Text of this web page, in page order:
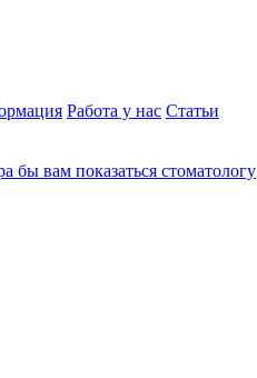
Работа у нас Статьи
бы вам показаться стоматологу